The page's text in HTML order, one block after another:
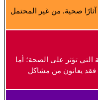
صحية. من غير المحتمل
التي تؤثر على الصحة؛ أما
يعانون من مشاكل